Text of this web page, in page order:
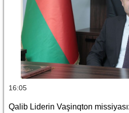
16:05
Qalib Liderin Vaşinqton